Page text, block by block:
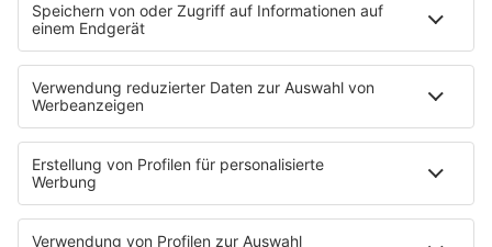
PROGRAMM
Sendungen
Moderatoren
Podcasts
Hells Bells
Musikwunsch